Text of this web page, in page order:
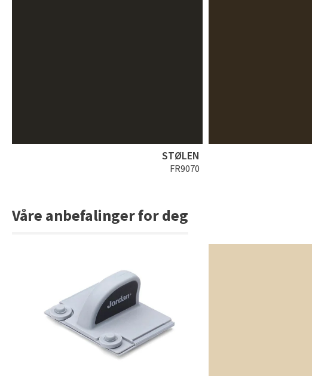
STØLEN
FR9070
Våre anbefalinger for deg